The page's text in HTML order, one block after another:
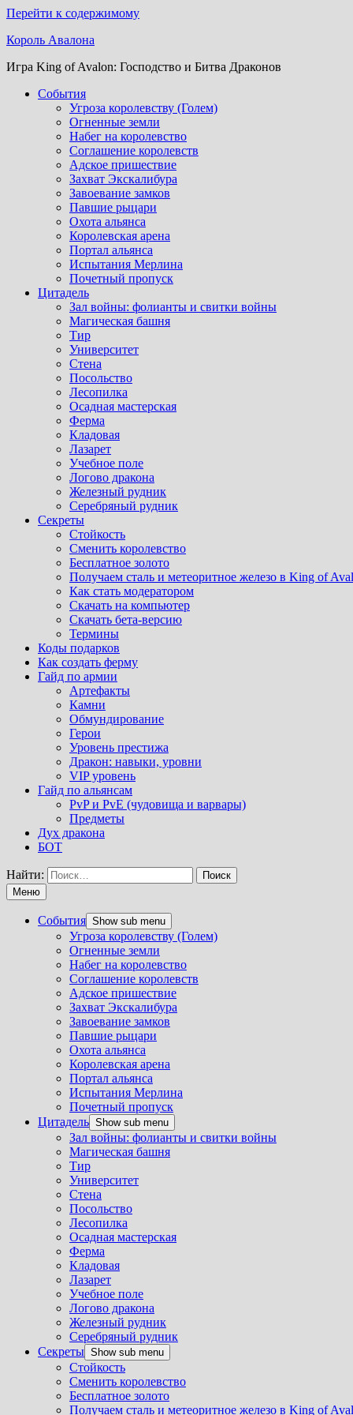
Перейти к содержимому
Король Авалона
Игра King of Avalon: Господство и Битва Драконов
События
Угроза королевству (Голем)
Огненные земли
Набег на королевство
Соглашение королевств
Адское пришествие
Захват Экскалибура
Завоевание замков
Павшие рыцари
Охота альянса
Королевская арена
Портал альянса
Испытания Мерлина
Почетный пропуск
Цитадель
Зал войны: фолианты и свитки войны
Магическая башня
Тир
Университет
Стена
Посольство
Лесопилка
Осадная мастерская
Ферма
Кладовая
Лазарет
Учебное поле
Логово дракона
Железный рудник
Серебряный рудник
Секреты
Стойкость
Сменить королевство
Бесплатное золото
Получаем сталь и метеоритное железо в King of
Как стать модератором
Скачать на компьютер
Скачать бета-версию
Термины
Коды подарков
Как создать ферму
Гайд по армии
Артефакты
Камни
Обмундирование
Герои
Уровень престижа
Дракон: навыки, уровни
VIP уровень
Гайд по альянсам
PvP и PvE (чудовища и варвары)
Предметы
Дух дракона
БОТ
Найти:
Меню
События Show sub menu
Угроза королевству (Голем)
Огненные земли
Набег на королевство
Соглашение королевств
Адское пришествие
Захват Экскалибура
Завоевание замков
Павшие рыцари
Охота альянса
Королевская арена
Портал альянса
Испытания Мерлина
Почетный пропуск
Цитадель Show sub menu
Зал войны: фолианты и свитки войны
Магическая башня
Тир
Университет
Стена
Посольство
Лесопилка
Осадная мастерская
Ферма
Кладовая
Лазарет
Учебное поле
Логово дракона
Железный рудник
Серебряный рудник
Секреты Show sub menu
Стойкость
Сменить королевство
Бесплатное золото
Получаем сталь и метеоритное железо в King of